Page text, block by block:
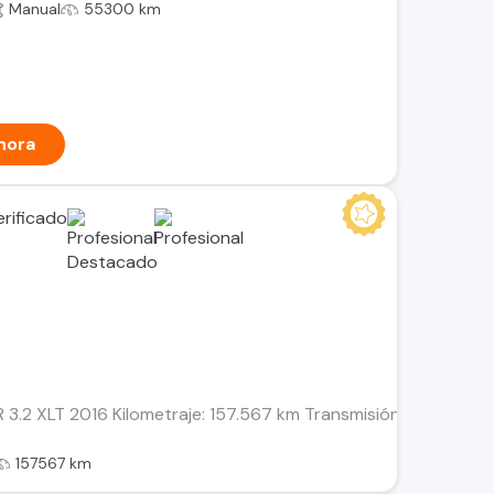
Manual 55300 km
3.2 XLT 2016 Kilometraje: 157.567 km Transmisión:
157567 km